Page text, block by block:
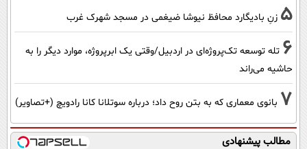
5 زنِ بادیگارد محافظ نیوشا ضیغمی در مسجد شهرک غرب
6 تله توسعه تک‌پروژه‌ای در اردبیل/وقتی یک ابرپروژه، موارد دیگر را به
حاشیه می‌راند
7 بانوی معماری که به بتن روح داد؛ درباره سوتلانا کانا رادویچ (+تصاویر)
مطالب پیشنهادی